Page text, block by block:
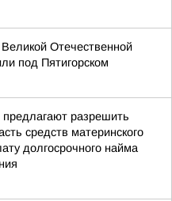
Отечественной
под Пятигорском
разрешить
средств материнского
долгосрочного найма